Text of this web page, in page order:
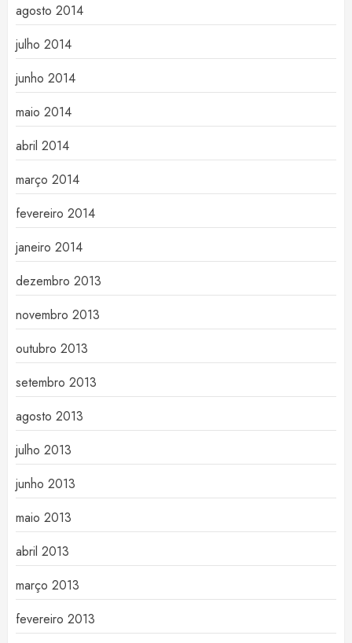
agosto 2014
julho 2014
junho 2014
maio 2014
abril 2014
março 2014
fevereiro 2014
janeiro 2014
dezembro 2013
novembro 2013
outubro 2013
setembro 2013
agosto 2013
julho 2013
junho 2013
maio 2013
abril 2013
março 2013
fevereiro 2013